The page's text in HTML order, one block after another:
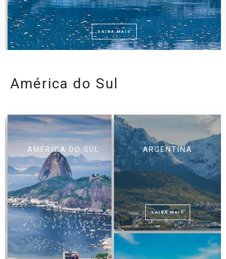
SAIBA MAIS
América do Sul
AMÉRICA DO SUL ARGENTINA
SAIBA MAIS